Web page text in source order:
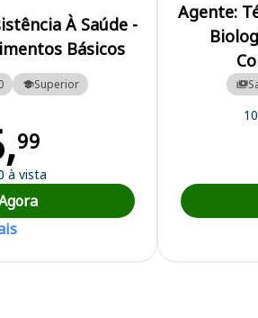
das Clínicas de Ribeirão Preto/SP
À Saúde -
Básicos
Superior
99
à vista
Agente: